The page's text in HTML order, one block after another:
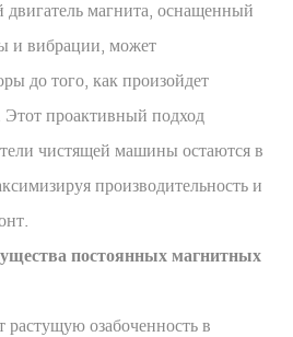
магнита, оснащенный
и вибрации, может
до того, как произойдет
проактивный подход
чистящей машины остаются в
производительность и
постоянных магнитных
растущую озабоченность в